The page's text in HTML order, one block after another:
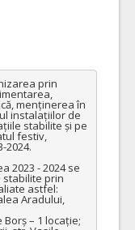
prin
menținerea în
instalațiilor de
stabilite și pe
festiv,
2024.
2023 - 2024 se
prin
astfel: